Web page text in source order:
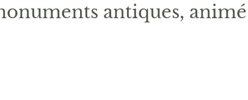
antiques,